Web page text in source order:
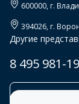
600000, г.
394026, г.
Другие
8 495 981-